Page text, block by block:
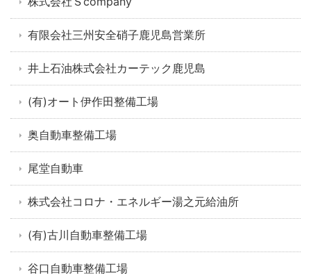
有限会社三州安全硝子鹿児島営業所
井上石油株式会社カーテック鹿児島
(有)オート伊作田整備工場
奥自動車整備工場
尾堂自動車
株式会社コロナ・エネルギー湯之元給油所
(有)古川自動車整備工場
谷口自動車整備工場